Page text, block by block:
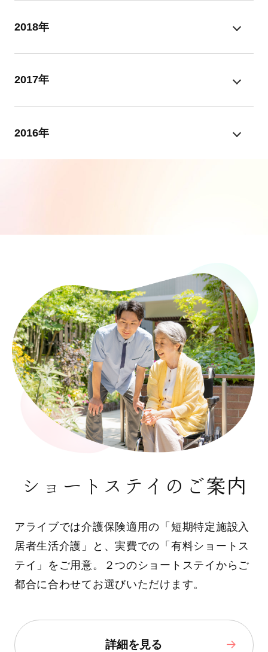
2018年
2017年
2016年
ショートステイのご案内
アライブでは介護保険適用の「短期特定施設入
居者生活介護」と、実費での「有料ショートス
テイ」をご用意。２つのショートステイからご
都合に合わせてお選びいただけます。
詳細を見る